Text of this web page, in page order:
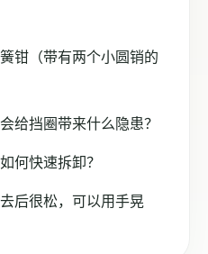
钳（带有两个小圆销的
给挡圈带来什么隐患？
何快速拆卸？
后很松，可以用手晃